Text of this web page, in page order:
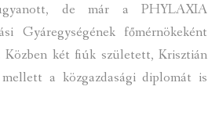
de már a PHYLAXIA
Gyáregységének főmérnökeként
két fiúk született, Krisztián
a közgazdasági diplomát is